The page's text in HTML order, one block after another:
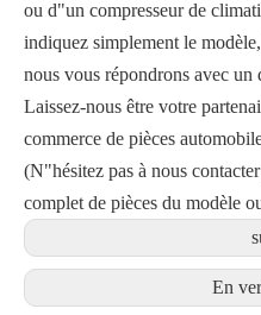
ou d"un compresseur de
indiquez simplement le
nous vous répondrons avec un
Laissez-nous être votre
commerce de pièces
(N"hésitez pas à nous
complet de pièces du modèle
En